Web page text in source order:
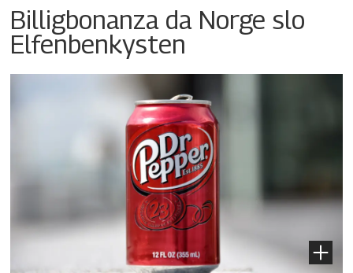
Billigbonanza da Norge slo
Elfenbenkysten